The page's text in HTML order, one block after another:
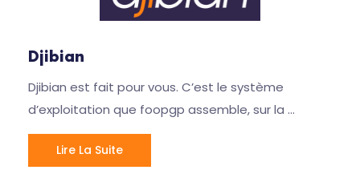
Djibian
Djibian est fait pour vous. C’est le système
d’exploitation que foopgp assemble, sur la …
Lire La Suite